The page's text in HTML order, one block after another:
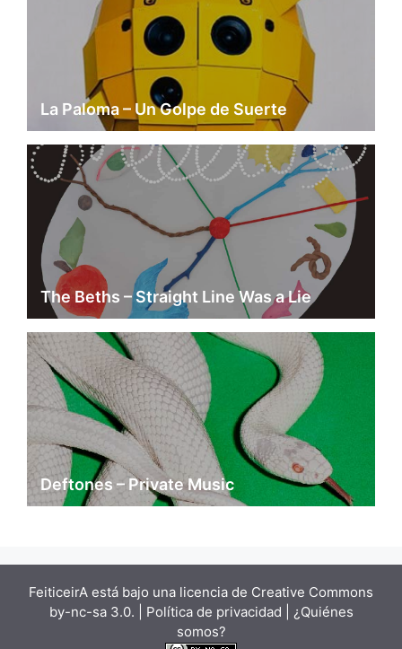
La Paloma – Un Golpe de Suerte
The Beths – Straight Line Was a Lie
Deftones – Private Music
FeiticeirA está bajo una licencia de Creative Commons
by-nc-sa 3.0. | Política de privacidad | ¿Quiénes
somos?